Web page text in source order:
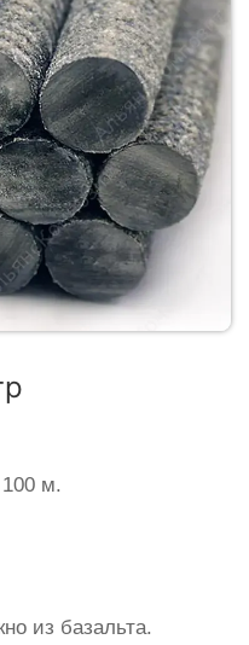
м.
из базальта.